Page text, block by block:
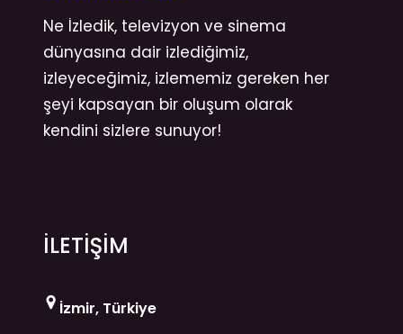
Ne İzledik, televizyon ve sinema
dünyasına dair izlediğimiz,
izleyeceğimiz, izlememiz gereken her
şeyi kapsayan bir oluşum olarak
kendini sizlere sunuyor!
İLETİŞİM
İzmir, Türkiye